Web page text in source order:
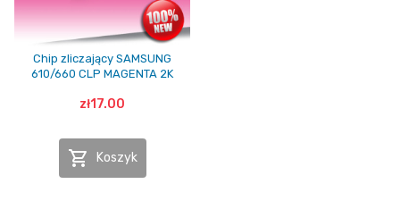
Chip zliczający SAMSUNG
610/660 CLP MAGENTA 2K
zł17.00
 Koszyk